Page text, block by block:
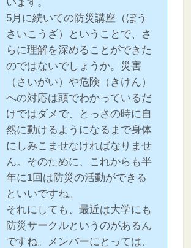
5月に続いての防災講座（ぼう
さいこうざ）ということで、さ
らに理解を深めることができた
のではないでしょうか。災害
（さいがい）や危険（きけん）
への対応は頭でわかっているだ
けではダメで、とっさの時に自
然に動けるようになるまで身体
にしみこませなければなりませ
ん。そのために、これからも半
年に1回は防災の活動ができる
といいですね。
それにしても、最近は大学にも
防災サークルというのがあるん
ですね。メンバーにとっては、